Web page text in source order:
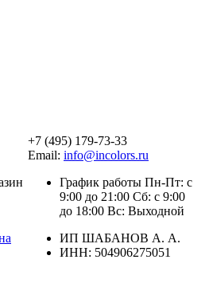
+7 (495) 179-73-33
Email: info@incolors.ru
График работы Пн-Пт: с
9:00 до 21:00 Сб: с 9:00
до 18:00 Вс: Выходной
ИП ШАБАНОВ А. А.
ИНН: 504906275051